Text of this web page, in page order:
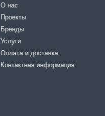
О нас
Проекты
Бренды
Услуги
Оплата и доставка
Контактная информация